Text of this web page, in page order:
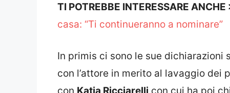
TI POTREBBE INTERESSARE
casa: “Ti continueranno a nominare”
In primis ci sono le sue dichiarazioni
con l’attore in merito al lavaggio dei